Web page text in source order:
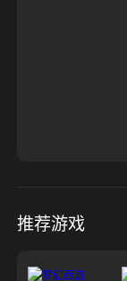
推荐游戏